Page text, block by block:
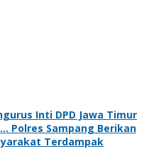
Inti DPD Jawa Timur
Polres Sampang Berikan
Terdampak